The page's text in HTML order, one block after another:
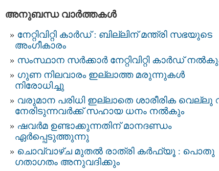
അനുബന്ധ വാര്‍ത്തകള്‍
നേറ്റിവിറ്റി കാര്‍ഡ് : ബില്ലിന് മന്ത്രി സഭയുടെ
അംഗീകാരം
സംസ്ഥാന സർക്കാർ നേറ്റിവിറ്റി കാര്‍ഡ്
ഗുണ നിലവാരം ഇല്ലാത്ത മരുന്നുകൾ
നിരോധിച്ചു
വരുമാന പരിധി ഇല്ലാതെ ശാരീരിക വെല്ലു
നേരിടുന്നവര്‍ക്ക് സഹായ ധനം നല്‍കും
ഷവർമ ഉണ്ടാക്കുന്നതിന് മാനദണ്ഡം
ഏര്‍പ്പെടുത്തുന്നു
ചൊവ്വാഴ്ച മുതല്‍ രാത്രി കര്‍ഫ്യൂ : പൊതു
ഗതാഗതം അനുവദിക്കും